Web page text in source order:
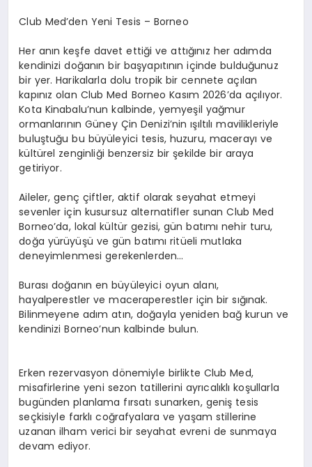
Club Med’den Yeni Tesis – Borneo
Her anın keşfe davet ettiği ve attığınız her adımda
kendinizi doğanın bir başyapıtının içinde bulduğunuz
bir yer. Harikalarla dolu tropik bir cennete açılan
kapınız olan Club Med Borneo Kasım 2026’da açılıyor.
Kota Kinabalu’nun kalbinde, yemyeşil yağmur
ormanlarının Güney Çin Denizi’nin ışıltılı mavilikleriyle
buluştuğu bu büyüleyici tesis, huzuru, macerayı ve
kültürel zenginliği benzersiz bir şekilde bir araya
getiriyor.
Aileler, genç çiftler, aktif olarak seyahat etmeyi
sevenler için kusursuz alternatifler sunan Club Med
Borneo’da, lokal kültür gezisi, gün batımı nehir turu,
doğa yürüyüşü ve gün batımı ritüelimutlaka
deneyimlenmesi gerekenlerden…
Burası doğanın en büyüleyici oyun alanı,
hayalperestler ve maceraperestler için bir sığınak.
Bilinmeyene adım atın, doğayla yeniden bağ kurun ve
kendinizi Borneo’nun kalbinde bulun.
Erken rezervasyon dönemiyle birlikte Club Med,
misafirlerine yeni sezon tatillerini ayrıcalıklı koşullarla
bugünden planlama fırsatı sunarken, geniş tesis
seçkisiyle farklı coğrafyalara ve yaşam stillerine
uzanan ilham verici bir seyahat evreni de sunmaya
devam ediyor.